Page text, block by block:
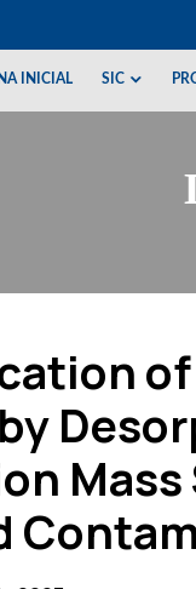
INICIAL SIC